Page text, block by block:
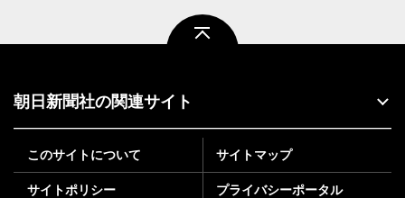
朝日新聞社の関連サイト
このサイトについて サイトマップ
サイトポリシー プライバシーポータル